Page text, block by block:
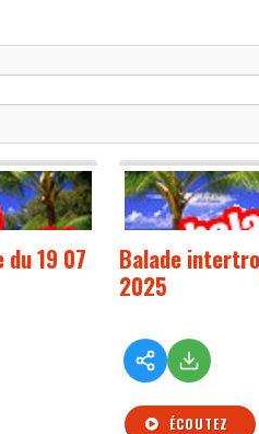
19 07
Balade
2025
ÉCOUTEZ